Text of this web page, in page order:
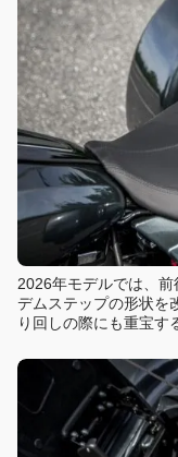
2026年モデルでは、
デムステップの形状を
り回しの際にも重宝す